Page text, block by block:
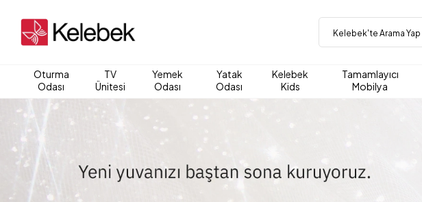
Oturma
Odası
TV
Ünitesi
Yemek
Odası
Yatak
Odası
Kelebek
Kids
Tamamlayıcı
Mobilya